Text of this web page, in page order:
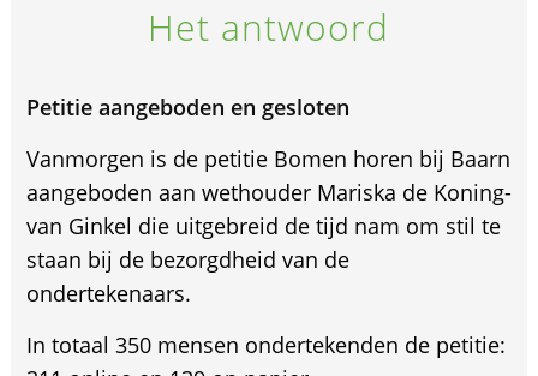
Het antwoord
Petitie aangeboden en gesloten
Vanmorgen is de petitie Bomen horen bij Baarn
aangeboden aan wethouder Mariska de Koning-
van Ginkel die uitgebreid de tijd nam om stil te
staan bij de bezorgdheid van de
ondertekenaars.
In totaal 350 mensen ondertekenden de petitie: